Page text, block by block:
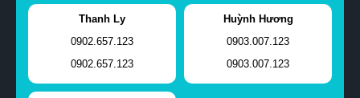
Thanh Ly
0902.657.123
0902.657.123
Huỳnh Hương
0903.007.123
0903.007.123